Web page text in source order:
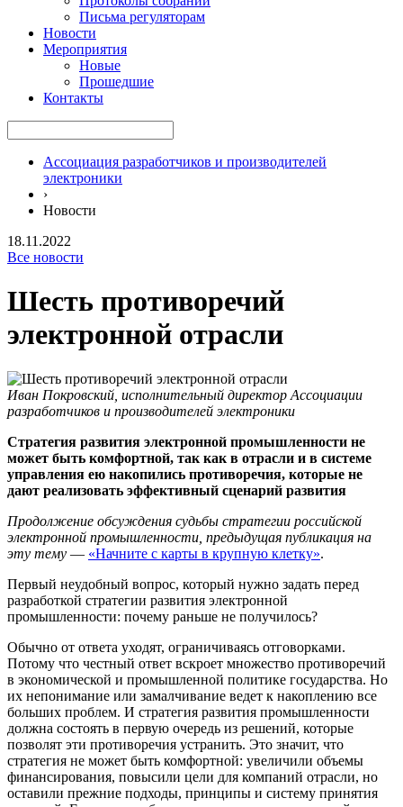
Письма регуляторам
Новости
Мероприятия
Новые
Прошедшие
Контакты
Ассоциация разработчиков и производителей
электроники
›
Новости
18.11.2022
Все новости
Шесть противоречий
электронной отрасли
Иван Покровский, исполнительный директор Ассоциации
разработчиков и производителей электроники
Стратегия развития электронной промышленности не
может быть комфортной, так как в отрасли и в системе
управления ею накопились противоречия, которые не
дают реализовать эффективный сценарий развития
Продолжение обсуждения судьбы стратегии российской
электронной промышленности, предыдущая публикация на
эту тему — «Начните с карты в крупную клетку».
Первый неудобный вопрос, который нужно задать перед
разработкой стратегии развития электронной
промышленности: почему раньше не получилось?
Обычно от ответа уходят, ограничиваясь отговорками.
Потому что честный ответ вскроет множество противоречий
в экономической и промышленной политике государства. Но
их непонимание или замалчивание ведет к накоплению все
больших проблем. И стратегия развития промышленности
должна состоять в первую очередь из решений, которые
позволят эти противоречия устранить. Это значит, что
стратегия не может быть комфортной: увеличили объемы
финансирования, повысили цели для компаний отрасли, но
оставили прежние подходы, принципы и систему принятия